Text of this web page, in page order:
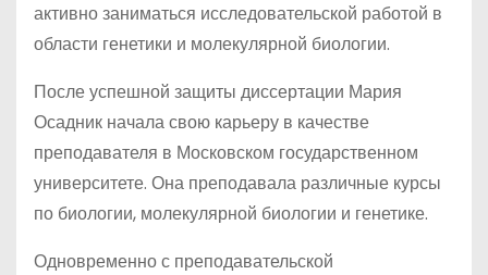
активно заниматься исследовательской работой в
области генетики и молекулярной биологии.
После успешной защиты диссертации Мария
Осадник начала свою карьеру в качестве
преподавателя в Московском государственном
университете. Она преподавала различные курсы
по биологии, молекулярной биологии и генетике.
Одновременно с преподавательской